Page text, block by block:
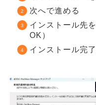
次へで進める
インストール先
OK）
インストール完